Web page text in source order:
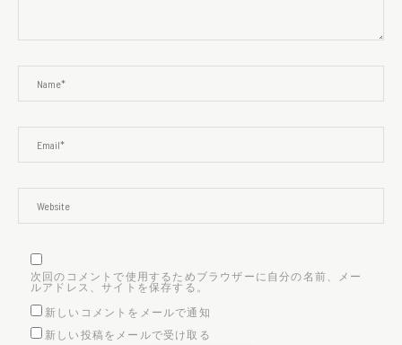
次回のコメントで使用するためブラウザーに自分の名前、メー
ルアドレス、サイトを保存する。
新しいコメントをメールで通知
新しい投稿をメールで受け取る